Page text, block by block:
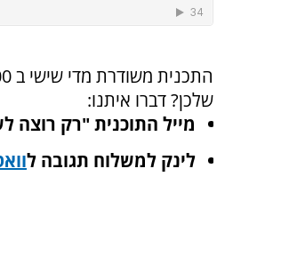
שלכן? דברו איתנו:
מייל התוכנית "רק רוצה
לינק למשלוח תגובה ל